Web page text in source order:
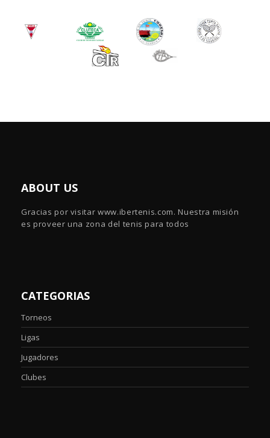
ABOUT US
Gracias por visitar www.ibertenis.com. Nuestra misión
es proveer una zona del tenis para todos
CATEGORIAS
Torneos
Ligas
Jugadores
Clubes